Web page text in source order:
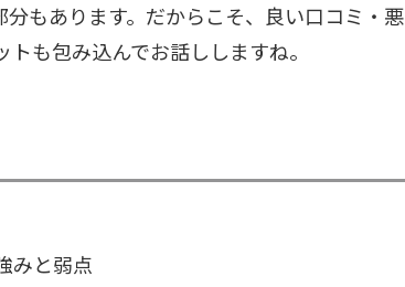
もあります。だからこそ、良い口コミ・悪
も包み込んでお話ししますね。
みと弱点